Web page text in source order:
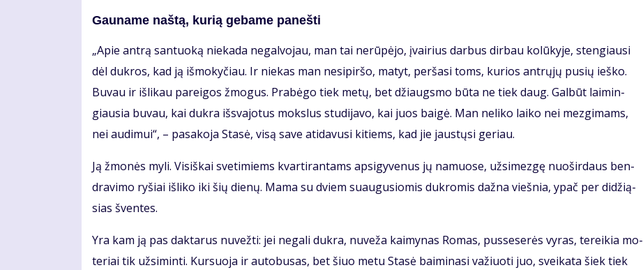
Gau­na­me naš­tą, ku­rią ge­ba­me pa­neš­ti
„Apie an­trą san­tuo­ką nie­ka­da ne­gal­vo­jau, man tai ne­rū­pė­jo, įvai­rius dar­bus dir­bau ko­lū­ky­je, sten­giau­si
dėl duk­ros, kad ją iš­mo­ky­čiau. Ir nie­kas man ne­si­pir­šo, ma­tyt, per­ša­si toms, ku­rios ant­rų­jų pu­sių ieš­ko.
Bu­vau ir iš­li­kau pa­rei­gos žmo­gus. Pra­bė­go tiek me­tų, bet džiaugs­mo bū­ta ne tiek daug. Gal­būt lai­min­
giau­sia bu­vau, kai duk­ra iš­sva­jo­tus moks­lus stu­di­ja­vo, kai juos bai­gė. Man ne­li­ko lai­ko nei mez­gi­mams,
nei au­di­mui“, – pa­sa­ko­ja Sta­sė, vi­są sa­ve ati­da­vu­si ki­tiems, kad jie jaus­tų­si ge­riau.
Ją žmo­nės my­li. Vi­siš­kai sve­ti­miems kvar­ti­ran­tams ap­si­gy­ve­nus jų na­muo­se, už­si­mez­gę nuo­šir­daus ben­
dra­vi­mo ry­šiai iš­li­ko iki šių die­nų. Ma­ma su dviem su­au­gu­sio­mis duk­ro­mis daž­na vieš­nia, ypač per di­dži­ą­
sias šven­tes.
Yra kam ją pas dak­ta­rus nu­vež­ti: jei ne­ga­li duk­ra, nu­ve­ža kai­my­nas Ro­mas, pus­se­se­rės vy­ras, te­rei­kia mo­
te­riai tik už­si­min­ti. Kur­suo­ja ir au­to­bu­sas, bet šiuo me­tu Sta­sė bai­mi­na­si va­žiuo­ti juo, svei­ka­ta šiek tiek